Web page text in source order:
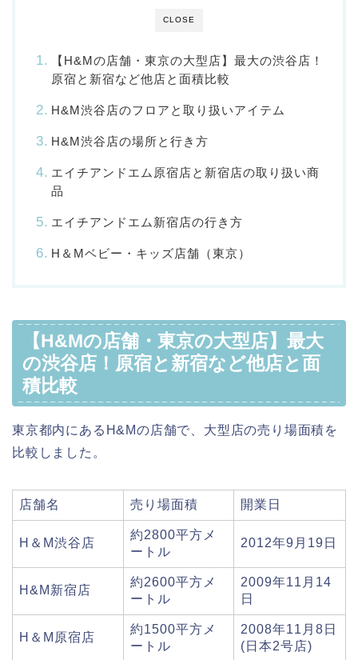
CLOSE
【H&Mの店舗・東京の大型店】最大の渋谷店！
原宿と新宿など他店と面積比較
H&M渋谷店のフロアと取り扱いアイテム
H&M渋谷店の場所と行き方
エイチアンドエム原宿店と新宿店の取り扱い商
品
エイチアンドエム新宿店の行き方
H＆Mベビー・キッズ店舗（東京）
【H&Mの店舗・東京の大型店】最大
の渋谷店！原宿と新宿など他店と面
積比較
東京都内にあるH&Mの店舗で、大型店の売り場面積を
比較しました。
店舗名 売り場面積 開業日
H＆M渋谷店
約2800平方メ
ートル
2012年9月19日
H&M新宿店
約2600平方メ
ートル
2009年11月14
日
H＆M原宿店
約1500平方メ
ートル
2008年11月8日
(日本2号店)